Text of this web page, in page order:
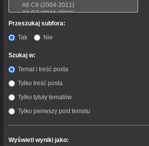
Przeszukaj subfora:
Tak
Nie
Szukaj w:
Temat i treść posta
Tylko treść posta
Tylko tytuły tematów
Tylko pierwszy post tematu
Wyświetl wyniki jako: